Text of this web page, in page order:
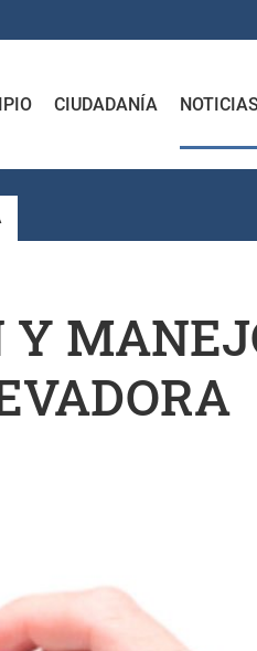
CIUDADANÍA NOTICIAS
Y